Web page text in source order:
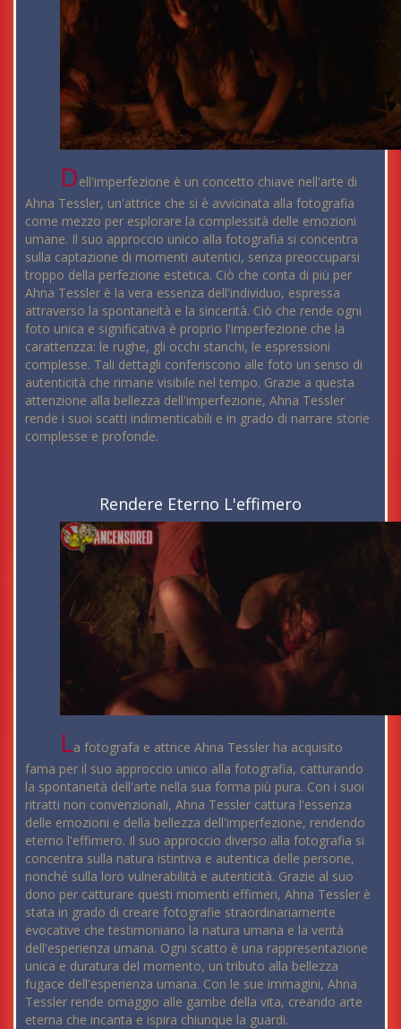
Dell'imperfezione è un concetto chiave nell'arte di
Ahna Tessler, un'attrice che si è avvicinata alla fotografia
come mezzo per esplorare la complessità delle emozioni
umane. Il suo approccio unico alla fotografia si concentra
sulla captazione di momenti autentici, senza preoccuparsi
troppo della perfezione estetica. Ciò che conta di più per
Ahna Tessler è la vera essenza dell'individuo, espressa
attraverso la spontaneità e la sincerità. Ciò che rende ogni
foto unica e significativa è proprio l'imperfezione che la
caratterizza: le rughe, gli occhi stanchi, le espressioni
complesse. Tali dettagli conferiscono alle foto un senso di
autenticità che rimane visibile nel tempo. Grazie a questa
attenzione alla bellezza dell'imperfezione, Ahna Tessler
rende i suoi scatti indimenticabili e in grado di narrare storie
complesse e profonde.
Rendere Eterno L'effimero
La fotografa e attrice Ahna Tessler ha acquisito
fama per il suo approccio unico alla fotografia, catturando
la spontaneità dell'arte nella sua forma più pura. Con i suoi
ritratti non convenzionali, Ahna Tessler cattura l'essenza
delle emozioni e della bellezza dell'imperfezione, rendendo
eterno l'effimero. Il suo approccio diverso alla fotografia si
concentra sulla natura istintiva e autentica delle persone,
nonché sulla loro vulnerabilità e autenticità. Grazie al suo
dono per catturare questi momenti effimeri, Ahna Tessler è
stata in grado di creare fotografie straordinariamente
evocative che testimoniano la natura umana e la verità
dell'esperienza umana. Ogni scatto è una rappresentazione
unica e duratura del momento, un tributo alla bellezza
fugace dell'esperienza umana. Con le sue immagini, Ahna
Tessler rende omaggio alle gambe della vita, creando arte
eterna che incanta e ispira chiunque la guardi.